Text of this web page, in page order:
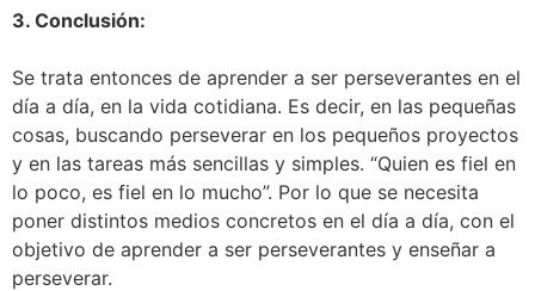
3. Conclusión:
Se trata entonces de aprender a ser perseverantes en el
día a día, en la vida cotidiana. Es decir, en las pequeñas
cosas, buscando perseverar en los pequeños proyectos
y en las tareas más sencillas y simples. “Quien es fiel en
lo poco, es fiel en lo mucho”. Por lo que se necesita
poner distintos medios concretos en el día a día, con el
objetivo de aprender a ser perseverantes y enseñar a
perseverar.